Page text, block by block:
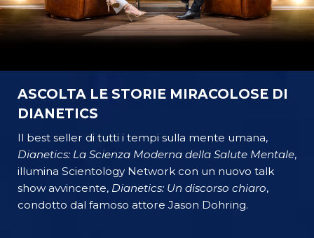
ASCOLTA LE STORIE MIRACOLOSE DI
DIANETICS
Il best seller di tutti i tempi sulla mente umana,
Dianetics: La Scienza Moderna della Salute Mentale,
illumina Scientology Network con un nuovo talk
show avvincente, Dianetics: Un discorso chiaro,
condotto dal famoso attore Jason Dohring.